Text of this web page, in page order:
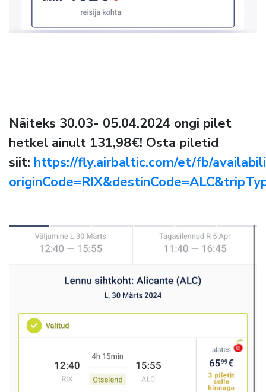
Näiteks 30.03- 05.04.2024 ongi pilet
hetkel ainult 131,98€! Osta piletid
siit: https://fly.airbaltic.com/et/fb/